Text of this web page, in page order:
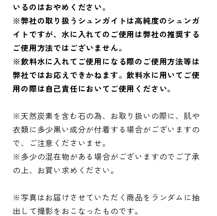
いるのはおやめください。
※弊社の取り扱うシュンガイトは高純度のシュンガ
イトですが、水に入れてのご使用は弊社の推奨する
ご使用方法ではございません。
※飲料水に入れてご使用になる際のご使用方法等は
弊社ではお応えできかねます。飲料水に用いてご使
用の際は自己責任においてご使用ください。
※天然炭素を含む石の為、お取り扱いの際に、肌や
衣類に多少黒い成分が付着する場合がございますの
で、ご注意くださいませ。
※多少の混在物がある場合がございますのでご了承
の上、お買い求めください。
※写真はお届けさせていただく商品をランダムに抽
出して撮影をおこなったものです。